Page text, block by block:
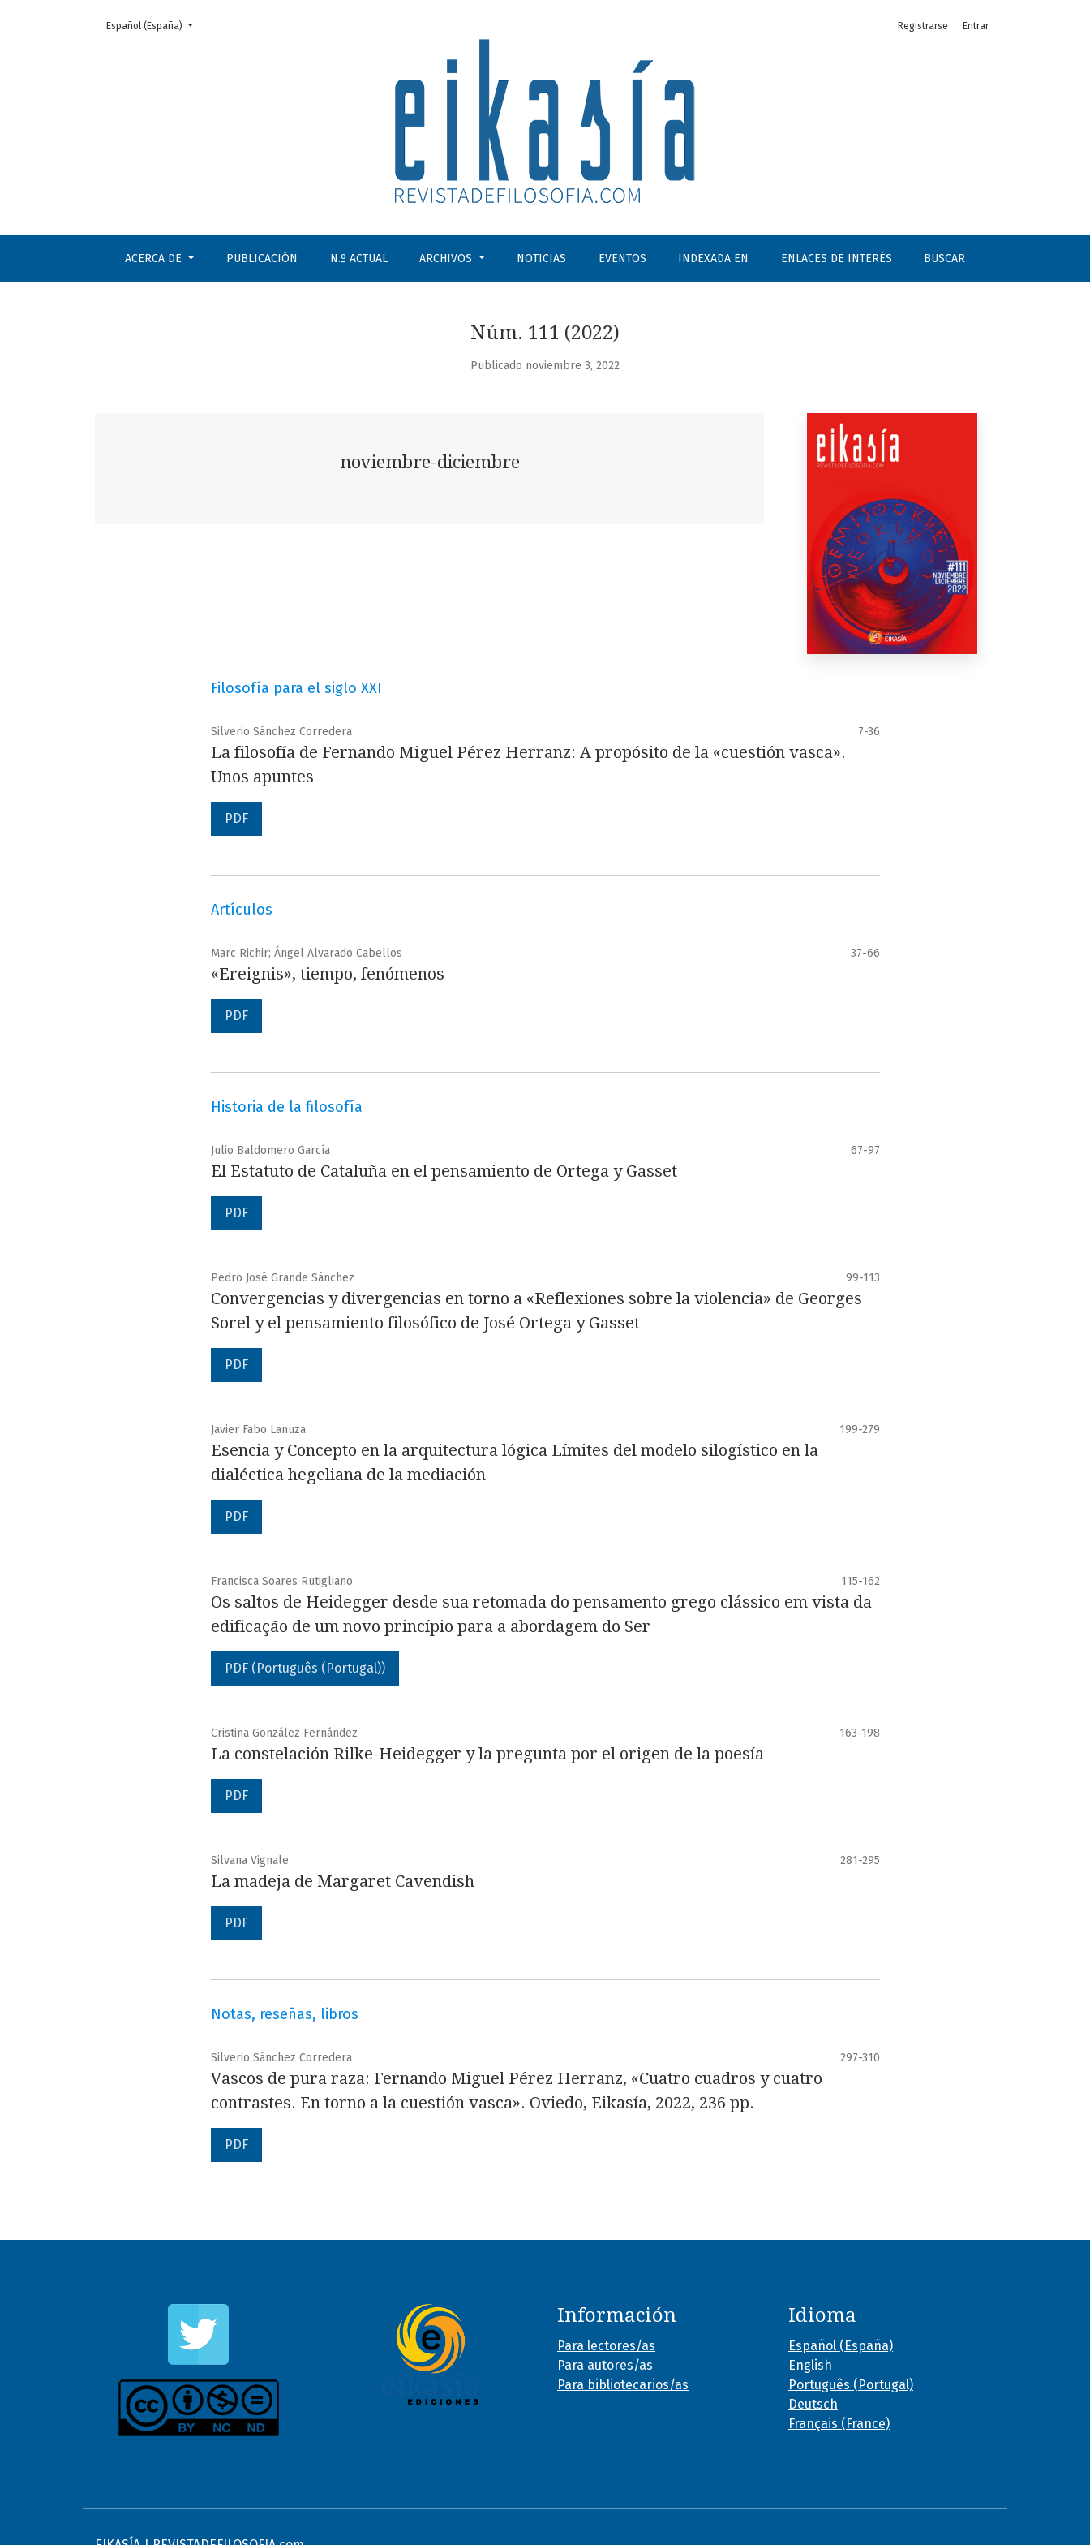
Núm. 111 (2022): noviembre-diciembre
Registrarse Entrar
Cambiar el idioma. El actual es:
Español (España)
ACERCA DE PUBLICACIÓN N.º ACTUAL ARCHIVOS NOTICIAS EVENTOS INDEXADA EN ENLACES DE INTERÉS BUSCAR
Núm. 111 (2022)
Publicado noviembre 3, 2022
noviembre-diciembre
Filosofía para el siglo XXI
Silverio Sánchez Corredera 7-36
La filosofía de Fernando Miguel Pérez Herranz: A propósito de la «cuestión vasca».
Unos apuntes
PDF
Artículos
Marc Richir; Ángel Alvarado Cabellos 37-66
«Ereignis», tiempo, fenómenos
PDF
Historia de la filosofía
Julio Baldomero García 67-97
El Estatuto de Cataluña en el pensamiento de Ortega y Gasset
PDF
Pedro José Grande Sánchez 99-113
Convergencias y divergencias en torno a «Reflexiones sobre la violencia» de Georges
Sorel y el pensamiento filosófico de José Ortega y Gasset
PDF
Javier Fabo Lanuza 199-279
Esencia y Concepto en la arquitectura lógica Límites del modelo silogístico en la
dialéctica hegeliana de la mediación
PDF
Francisca Soares Rutigliano 115-162
Os saltos de Heidegger desde sua retomada do pensamento grego clássico em vista da
edificação de um novo princípio para a abordagem do Ser
PDF (Português (Portugal))
Cristina González Fernández 163-198
La constelación Rilke-Heidegger y la pregunta por el origen de la poesía
PDF
Silvana Vignale 281-295
La madeja de Margaret Cavendish
PDF
Notas, reseñas, libros
Silverio Sánchez Corredera 297-310
Vascos de pura raza: Fernando Miguel Pérez Herranz, «Cuatro cuadros y cuatro
contrastes. En torno a la cuestión vasca». Oviedo, Eikasía, 2022, 236 pp.
PDF
Información
Para lectores/as
Para autores/as
Para bibliotecarios/as
Idioma
Español (España)
English
Português (Portugal)
Deutsch
Français (France)